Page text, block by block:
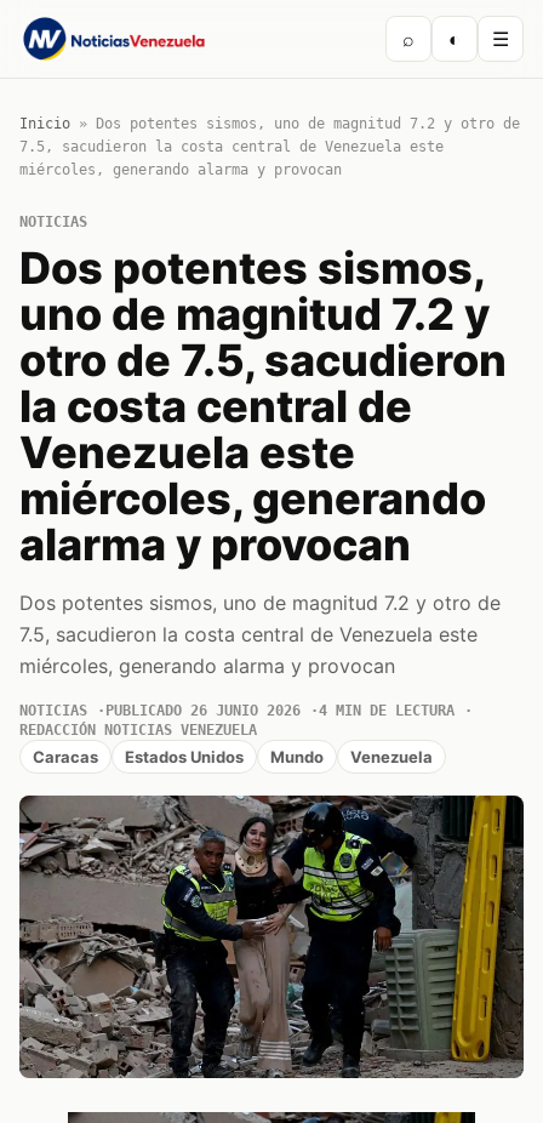
⌕ ◐ ☰
Inicio »
Dos potentes sismos, uno de magnitud 7.2 y otro de
7.5, sacudieron la costa central de Venezuela este
miércoles, generando alarma y provocan
NOTICIAS
Dos potentes sismos,
uno de magnitud 7.2 y
otro de 7.5, sacudieron
la costa central de
Venezuela este
miércoles, generando
alarma y provocan
Dos potentes sismos, uno de magnitud 7.2 y otro de
7.5, sacudieron la costa central de Venezuela este
miércoles, generando alarma y provocan
NOTICIAS PUBLICADO 26 JUNIO 2026
4 MIN DE LECTURA
REDACCIÓN NOTICIAS VENEZUELA
Caracas Estados Unidos Mundo Venezuela